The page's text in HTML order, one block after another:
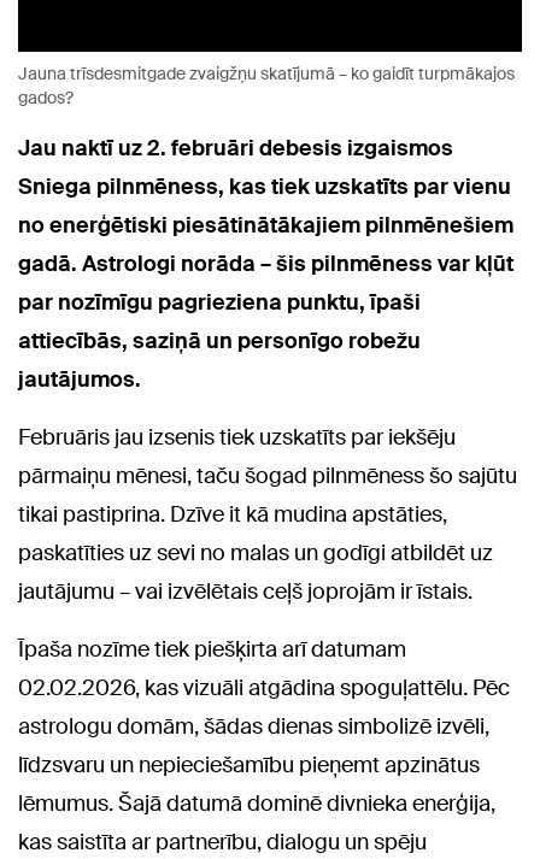
Jauna trīsdesmitgade zvaigžņu skatījumā – ko gaidīt turpmākajos
gados?
Jau naktī uz 2. februāri debesis izgaismos
Sniega pilnmēness, kas tiek uzskatīts par vienu
no enerģētiski piesātinātākajiem pilnmēnešiem
gadā. Astrologi norāda – šis pilnmēness var kļūt
par nozīmīgu pagrieziena punktu, īpaši
attiecībās, saziņā un personīgo robežu
jautājumos.
Februāris jau izsenis tiek uzskatīts par iekšēju
pārmaiņu mēnesi, taču šogad pilnmēness šo sajūtu
tikai pastiprina. Dzīve it kā mudina apstāties,
paskatīties uz sevi no malas un godīgi atbildēt uz
jautājumu – vai izvēlētais ceļš joprojām ir īstais.
Īpaša nozīme tiek piešķirta arī datumam
02.02.2026, kas vizuāli atgādina spoguļattēlu. Pēc
astrologu domām, šādas dienas simbolizē izvēli,
līdzsvaru un nepieciešamību pieņemt apzinātus
lēmumus. Šajā datumā dominē divnieka enerģija,
kas saistīta ar partnerību, dialogu un spēju